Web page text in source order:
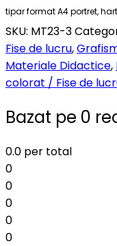
tipar format A4 portret,
SKU: MT23-3
Fise de lucru,
Materiale Didactice,
colorat / Fise de
Bazat pe 0
0.0 per total
0
0
0
0
0